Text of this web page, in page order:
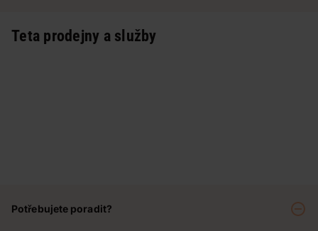
Teta prodejny a služby
Potřebujete poradit?